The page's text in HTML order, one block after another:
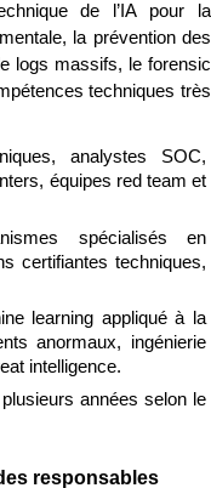
de l’IA pour la
la prévention des
logs massifs, le forensic
techniques très
analystes SOC,
équipes red team et
spécialisés en
certifiantes techniques,
learning appliqué à la
anormaux, ingénierie
intelligence.
années selon le
responsables